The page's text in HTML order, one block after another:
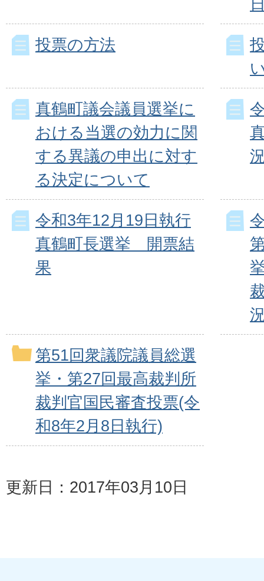
投票の方法
真鶴町議会議員選挙に
おける当選の効力に関
する異議の申出に対す
る決定について
令和3年12月19日執行
真鶴町長選挙 開票結
果
第51回衆議院議員総選
挙・第27回最高裁判所
裁判官国民審査投票(令
和8年2月8日執行)
更新日：2017年03月10日